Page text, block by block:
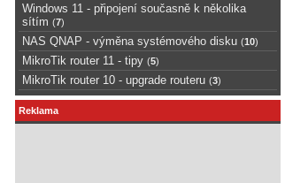
Windows 11 - připojení současně k několika
sítím (7)
NAS QNAP - výměna systémového disku (10)
MikroTik router 11 - tipy (5)
MikroTik router 10 - upgrade routeru (3)
Reklama